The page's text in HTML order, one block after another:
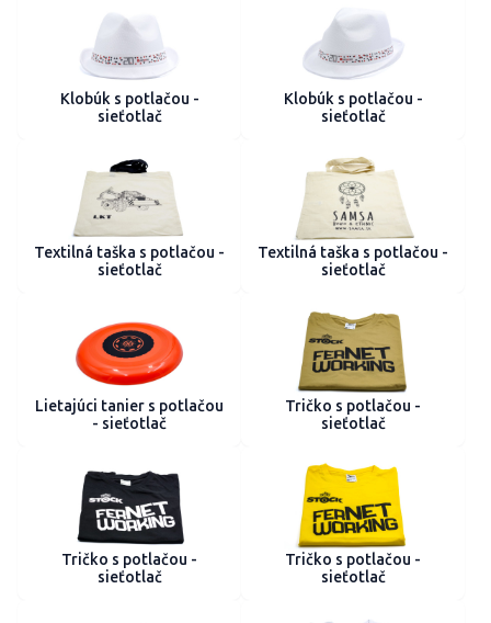
Klobúk s potlačou -
sieťotlač
Klobúk s potlačou -
sieťotlač
Textilná taška s potlačou -
sieťotlač
Textilná taška s potlačou -
sieťotlač
Lietajúci tanier s potlačou
- sieťotlač
Tričko s potlačou -
sieťotlač
Tričko s potlačou -
sieťotlač
Tričko s potlačou -
sieťotlač